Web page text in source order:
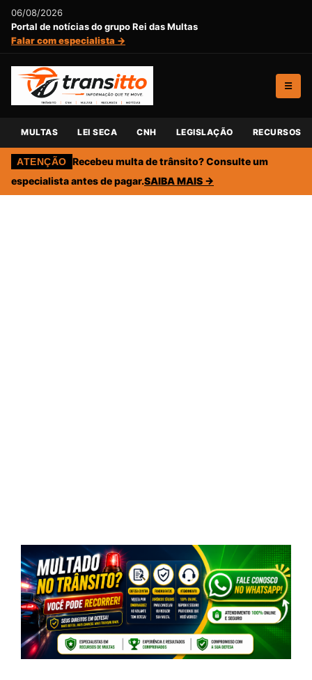
06/08/2026
Portal de notícias do grupo Rei das Multas
Falar com especialista →
☰
MULTAS LEI SECA CNH LEGISLAÇÃO RECURSOS
ATENÇÃO Recebeu multa de trânsito? Consulte um
especialista antes de pagar.SAIBA MAIS →